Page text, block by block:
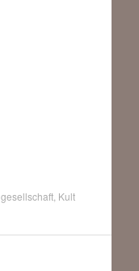
gesellschaft, Kult